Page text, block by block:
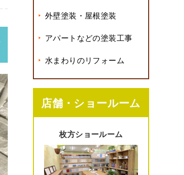
外壁塗装・屋根塗装
アパートなどの塗装工事
水まわりのリフォーム
店舗・ショールーム
枚方ショールーム